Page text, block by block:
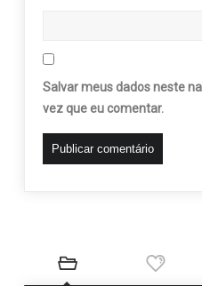
Salvar meus dados neste
vez que eu comentar.